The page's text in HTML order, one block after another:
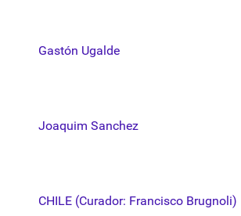
Gastón Ugalde
Joaquim Sanchez
CHILE (Curador: Francisco Brugnoli)